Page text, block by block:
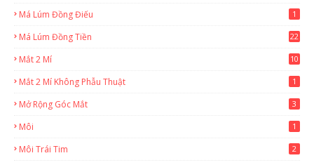
Má Lúm Đồng Điếu 1
Má Lúm Đồng Tiền 22
Mắt 2 Mí 10
Mắt 2 Mí Không Phẫu Thuật 1
Mở Rộng Góc Mắt 3
Môi 1
Môi Trái Tim 2